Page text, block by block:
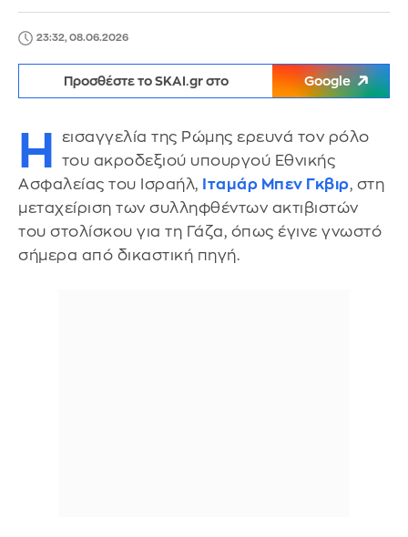
23:32, 08.06.2026
Προσθέστε το SKAI.gr στο Google
Η
εισαγγελία της Ρώμης ερευνά τον ρόλο
του ακροδεξιού υπουργού Εθνικής
Ασφαλείας του Ισραήλ,
Ιταμάρ Μπεν Γκβιρ, στη
μεταχείριση των συλληφθέντων ακτιβιστών
του στολίσκου για τη Γάζα, όπως έγινε γνωστό
σήμερα από δικαστική πηγή.